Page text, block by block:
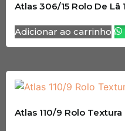
Atlas 306/15 Rolo De Lã
Adicionar ao carrinho
Atlas 110/9 Rolo